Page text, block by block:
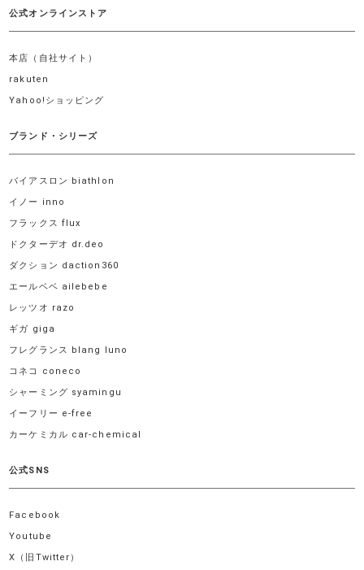
公式オンラインストア
本店（自社サイト）
rakuten
Yahoo!ショッピング
ブランド・シリーズ
バイアスロン biathlon
イノー inno
フラックス flux
ドクターデオ dr.deo
ダクション daction360
エールベベ ailebebe
レッツオ razo
ギガ giga
フレグランス blang luno
コネコ coneco
シャーミング syamingu
イーフリー e-free
カーケミカル car-chemical
公式SNS
Facebook
Youtube
X（旧Twitter）